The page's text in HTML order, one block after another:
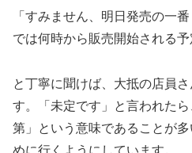
「すみません、明日発売の一
では何時から販売開始される予
と丁寧に聞けば、大抵の店員
す。「未定です」と言われた
第」という意味であることが
めに行くようにしています。